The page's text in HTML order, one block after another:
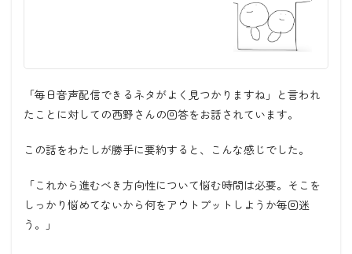
「毎日音声配信できるネタがよく見つかりますね」と言われ
たことに対しての西野さんの回答をお話されています。
この話をわたしが勝手に要約すると、こんな感じでした。
「これから進むべき方向性について悩む時間は必要。そこを
しっかり悩めてないから何をアウトプットしようか毎回迷
う。」